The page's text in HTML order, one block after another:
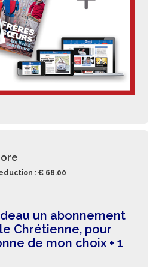
: € 68.00
un abonnement
Chrétienne, pour
de mon choix + 1